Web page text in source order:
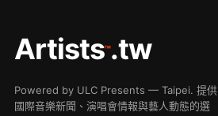
Artists™.tw
Powered by ULC Presents — Taipei. 提供
國際音樂新聞、演唱會情報與藝人動態的選